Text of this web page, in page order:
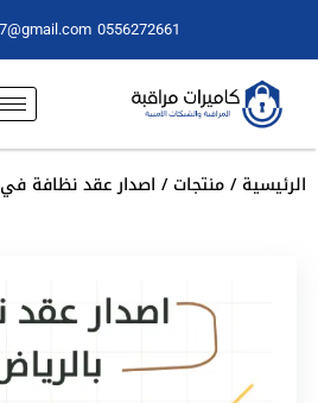
0556272661
الرئيسية/منتجات/ اصدار عقد نظافة